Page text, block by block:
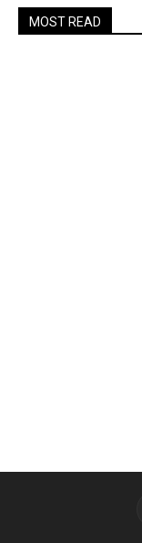
MOST READ